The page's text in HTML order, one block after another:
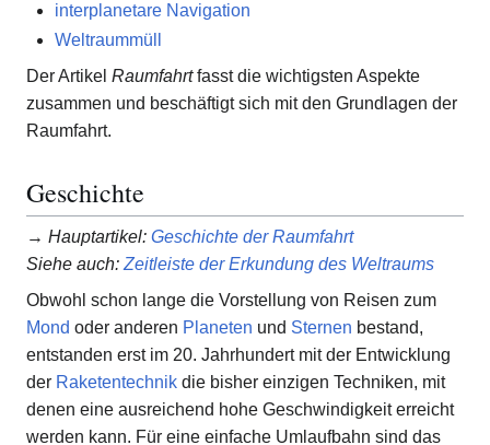
interplanetare Navigation
Weltraummüll
Der Artikel Raumfahrtfasst die wichtigsten Aspekte
zusammen und beschäftigt sich mit den Grundlagen der
Raumfahrt.
Geschichte
→ Hauptartikel: Geschichte der Raumfahrt
Siehe auch: Zeitleiste der Erkundung des Weltraums
Obwohl schon lange die Vorstellung von Reisen zum
Mond oder anderen Planeten und Sternen bestand,
entstanden erst im 20. Jahrhundert mit der Entwicklung
der Raketentechnik die bisher einzigen Techniken, mit
denen eine ausreichend hohe Geschwindigkeit erreicht
werden kann. Für eine einfache Umlaufbahn sind das